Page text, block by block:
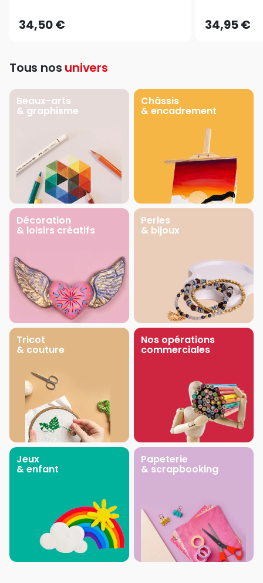
34,50 € 34,95 €
Tous nos univers
Beaux-arts
& graphisme
Châssis
& encadrement
Décoration
& loisirs créatifs
Perles
& bijoux
Tricot
& couture
Nos opérations
commerciales
Jeux
& enfant
Papeterie
& scrapbooking